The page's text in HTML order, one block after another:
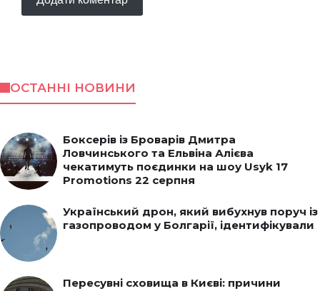
ОСТАННІ НОВИНИ
Боксерів із Броварів Дмитра
Ловчинського та Ельвіна Алієва
чекатимуть поєдинки на шоу Usyk 17
Promotions 22 серпня
Український дрон, який вибухнув поруч із
газопроводом у Болгарії, ідентифікували
Пересувні сховища в Києві: причини